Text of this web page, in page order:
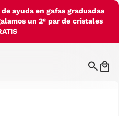
ayuda en gafas graduadas
un 2º par de cristales